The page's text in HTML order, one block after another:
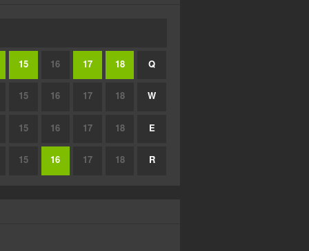
15 16 17 18 Q
15 16 17 18 W
15 16 17 18 E
15 16 17 18 R